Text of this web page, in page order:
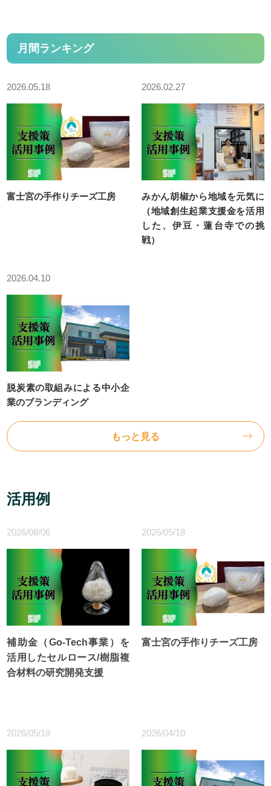
脱炭素化支援チーム
ものづくり生産性向上推進人材育成事業
経営革新計画支援事業
令和８年度中小企業等収益力向上（賃上げ環境整備）事業費補助
金について
取引支援チーム
ウェルネス・フーズ産業支援センター
食品関連産業支援
個人情報保護方針
お問い合せ
お問い合せ
創業スキルアップサロン
月間ランキング
2026.05.18
富士宮の手作りチーズ工房
2026.02.27
みかん胡椒から地域を元気に
（地域創生起業支援金を活用
した、伊豆・蓮台寺での挑
戦）
2026.04.10
脱炭素の取組みによる中小企
業のブランディング
もっと見る
活用例
2026/08/06
補助金（Go-Tech事業）を
活用したセルロース/樹脂複
合材料の研究開発支援
2026/05/18
富士宮の手作りチーズ工房
2026/05/18 2026/04/10